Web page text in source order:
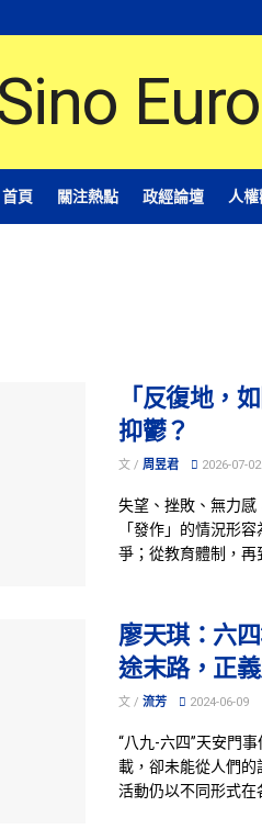
首頁 關注熱點 政經論壇 人
「反復地，
抑鬱？
文 / 周昱君 2026-07-02
失望、挫敗、無力
「發作」的情況形
爭；從教育體制，再
廖天琪：六
途末路，正
文 / 流芳 2024-06-09
“八九-六四”天安門
載，卻未能從人們
活動仍以不同形式在